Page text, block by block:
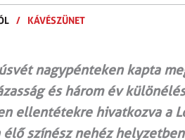
/ KÁVÉSZÜNET
nagypénteken kapta
és három év
ellentétekre hivatkozva a
színész nehéz